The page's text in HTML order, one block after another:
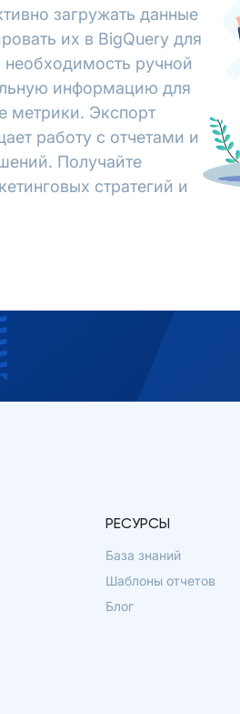
загружать данные
их в BigQuery для
ручной
информацию для
метрики. Экспорт
работу с отчетами и
Получайте
стратегий и
РЕСУРСЫ
База знаний
Шаблоны отчетов
Блог